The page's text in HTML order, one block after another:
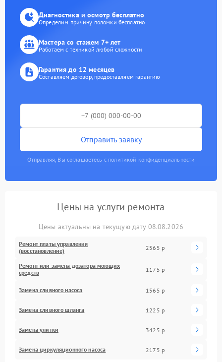
Диагностика и осмотр бесплатно
Определим причину поломки бесплатно
Мастера со стажем 7+ лет
Работаем с техникой любой сложности
Гарантия до 12 месяцев
Составляем договор, предоставляем гарантию
Отправить заявку
Отправляя, Вы соглашаетесь с политикой конфиденциальности
Цены на услуги ремонта
Цены актуальны на текущую дату 08.08.2026
Ремонт платы управления
(восстановление)
2565 р
Ремонт или замена дозатора моющих
средств
1175 р
Замена сливного насоса 1565 р
Замена сливного шланга 1225 р
Замена улитки 3425 р
Замена циркуляционного насоса 2175 р